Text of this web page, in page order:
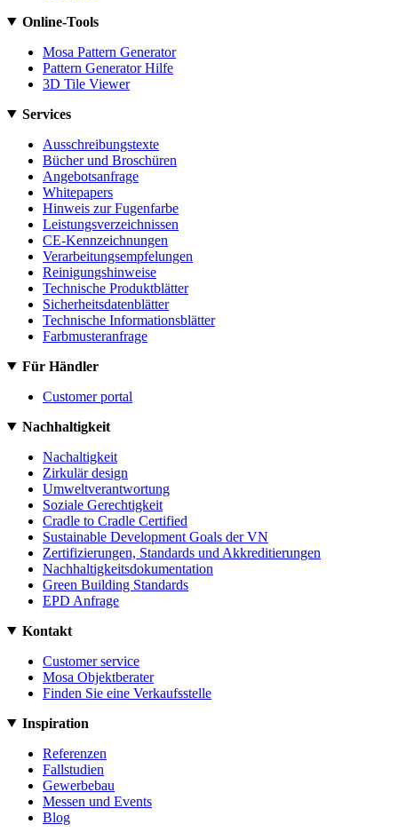
Online-Tools
Mosa Pattern Generator
Pattern Generator Hilfe
3D Tile Viewer
Services
Ausschreibungstexte
Bücher und Broschüren
Angebotsanfrage
Whitepapers
Hinweis zur Fugenfarbe
Leistungsverzeichnissen
CE-Kennzeichnungen
Verarbeitungsempfelungen
Reinigungshinweise
Technische Produktblätter
Sicherheitsdatenblätter
Technische Informationsblätter
Farbmusteranfrage
Für Händler
Customer portal
Nachhaltigkeit
Nachaltigkeit
Zirkulär design
Umweltverantwortung
Soziale Gerechtigkeit
Cradle to Cradle Certified
Sustainable Development Goals der VN
Zertifizierungen, Standards und Akkreditierungen
Nachhaltigkeitsdokumentation
Green Building Standards
EPD Anfrage
Kontakt
Customer service
Mosa Objektberater
Finden Sie eine Verkaufsstelle
Inspiration
Referenzen
Fallstudien
Gewerbebau
Messen und Events
Blog